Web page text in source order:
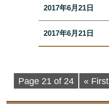
2017年6月21日
2017年6月21日
Page 21 of 24 « First